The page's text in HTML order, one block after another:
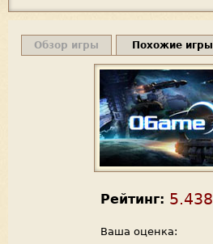
Обзор игры Похожие игры
Рейтинг: 5.438
Ваша оценка: